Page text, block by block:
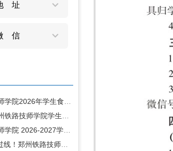
址
信
郑州铁路技师学院 2026-2027学年学生床上用品采购项目定标通知书
喜报 | 全员过线！郑州铁路技师学院2026对口升学再创佳绩